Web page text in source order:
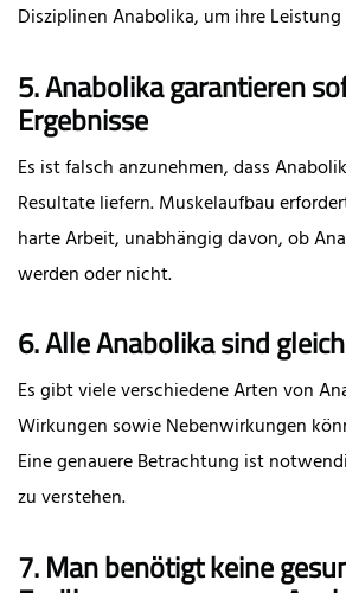
Disziplinen Anabolika, um ihre
5. Anabolika garantieren
Ergebnisse
Es ist falsch anzunehmen, dass
Resultate liefern. Muskelaufbau
harte Arbeit, unabhängig davon, ob
werden oder nicht.
6. Alle Anabolika sind gleich
Es gibt viele verschiedene Arten von
Wirkungen sowie Nebenwirkungen
Eine genauere Betrachtung ist
zu verstehen.
7. Man benötigt keine